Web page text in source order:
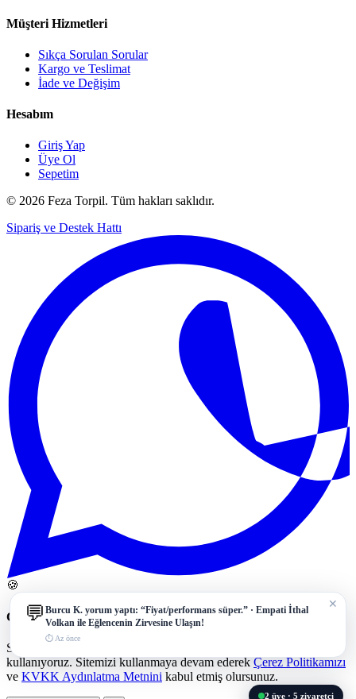
2 üye · 5 ziyaretçi
Müşteri Hizmetleri
Sıkça Sorulan Sorular
Kargo ve Teslimat
İade ve Değişim
Hesabım
Giriş Yap
Üye Ol
Sepetim
© 2026 Feza Torpil. Tüm hakları saklıdır.
Sipariş ve Destek Hattı
🍪
Çerez Politikası ve Veri Gizliliği
Size daha iyi bir deneyim sunmak için çerezleri (cookies)
kullanıyoruz. Sitemizi kullanmaya devam ederek Çerez Politikamızı
ve KVKK Aydınlatma Metnini kabul etmiş olursunuz.
✕
💬 Burcu K. yorum yaptı: “Fiyat/performans süper.” · Empati İthal
Volkan ile Eğlencenin Zirvesine Ulaşın!
⏱ Az önce